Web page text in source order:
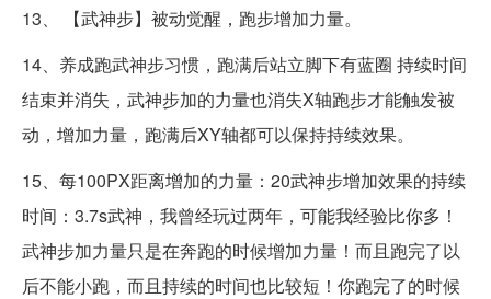
13、 【武神步】被动觉醒，跑步增加力量。
14、养成跑武神步习惯，跑满后站立脚下有蓝圈 持续时间
结束并消失，武神步加的力量也消失X轴跑步才能触发被
动，增加力量，跑满后XY轴都可以保持持续效果。
15、每100PX距离增加的力量：20武神步增加效果的持续
时间：3.7s武神，我曾经玩过两年，可能我经验比你多！
武神步加力量只是在奔跑的时候增加力量！而且跑完了以
后不能小跑，而且持续的时间也比较短！你跑完了的时候